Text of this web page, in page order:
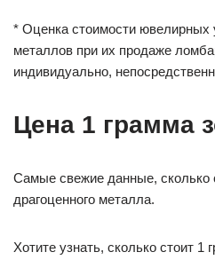
* Оценка стоимости ювелирных
металлов при их продаже
индивидуально,
Цена 1 грамма
Самые свежие данные, сколько
драгоценного металла.
Хотите узнать, сколько стоит 1